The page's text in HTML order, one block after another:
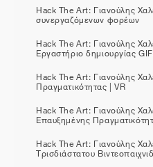
Hack The Art: Γιανούλης
συνεργαζόμενων φορέων
Hack The Art: Γιανούλης
Εργαστήριο δημιουργίας
Hack The Art: Γιανούλης
Πραγματικότητας | VR
Hack The Art: Γιανούλης
Επαυξημένης
Hack The Art: Γιανούλης
Τρισδιάστατου